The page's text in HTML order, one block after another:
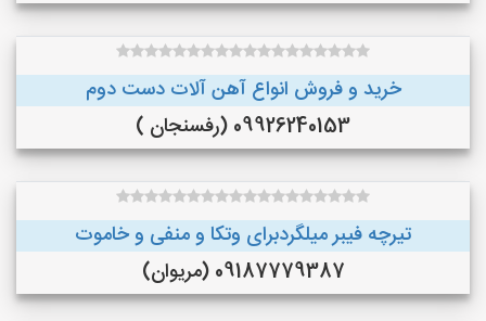
خرید و فروش انواع آهن آلات دست دوم
09926240153 (رفسنجان )
تیرچه فیبر میلگردبرای وتکا و منفی و خاموت
09187779387 (مریوان)